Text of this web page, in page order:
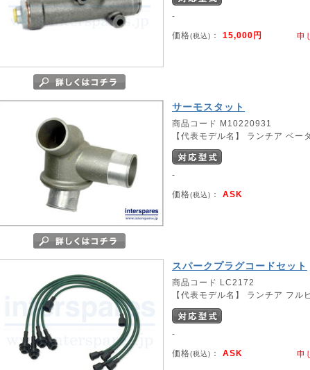
-
価格(税込) ： 15,000円 申
サーモスタット
商品コード M10220931
【代表モデル名】 ランチア ベー
-
価格(税込) ： ASK
スパークプラグコードセット
商品コード LC2172
【代表モデル名】 ランチア フル
-
価格(税込) ： ASK 申